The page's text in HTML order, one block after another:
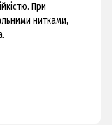
При
нитками,